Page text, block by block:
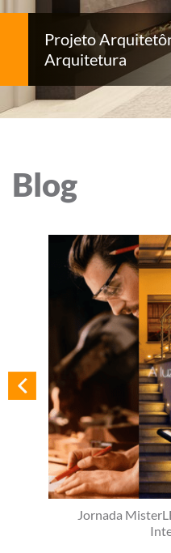
Projeto
Arquitetura
Blog
Jornada